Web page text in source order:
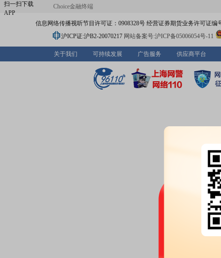
2026-06-18
大宗交易：2026年06月18日共
总成交额1395万元
2026年06月16日共
股东户数： 2026年06月15日公
户，比上期增加3846户
扫一扫下载
APP
Choice金融终端
信息网络传播视听节目许可证：0908328号 经营证券期货业务许可证编
沪ICP证:沪B2-20070217 网站备案号:沪ICP备05006054号-11
关于我们 可持续发展 广告服务 供应商平台